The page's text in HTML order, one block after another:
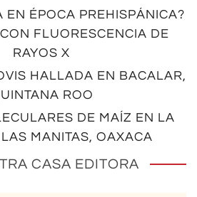
EN ÉPOCA PREHISPÁNICA?
FLUORESCENCIA DE
RAYOS X
HALLADA EN BACALAR,
ROO
DE MAÍZ EN LA
MANITAS, OAXACA
CASA EDITORA